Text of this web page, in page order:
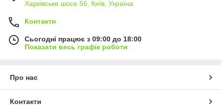
Харківське шосе 56, Київ, Україна
Контакти
Сьогодні працює з 09:00 до 18:00
Показати весь графік роботи
Про нас
Контакти